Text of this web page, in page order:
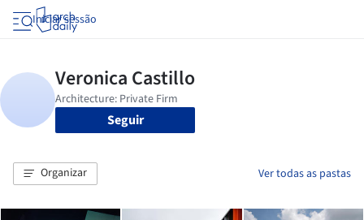
Iniciar sessão
Seguir
Organizar Ver todas as pastas